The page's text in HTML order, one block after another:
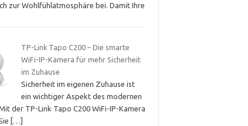
zur Wohlfühlatmosphäre bei. Damit Ihre
TP-Link Tapo C200 – Die smarte
WiFi-IP-Kamera für mehr Sicherheit
im Zuhause
Sicherheit im eigenen Zuhause ist
ein wichtiger Aspekt des modernen
der TP-Link Tapo C200 WiFi-IP-Kamera
[…]